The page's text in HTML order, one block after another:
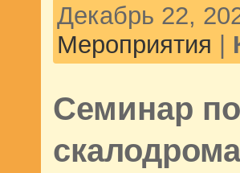
Декабрь 22,
Мероприятия
Семинар